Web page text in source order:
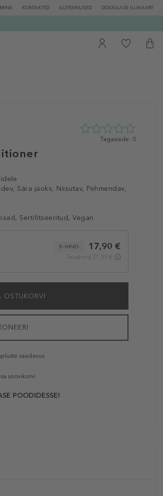
KONTAKTID ILUTEENUSED DOUGLASE ILUKAART
Sära jaoks, Niisutav, Pehmendav,
Sertifitseeritud, Vegan
0
Tagasiside: 0
17,90 €
E-HIND
Tavahind 21,99 €
OSTUKORVI
saadavus
soovikorvi
POODIDESSE!